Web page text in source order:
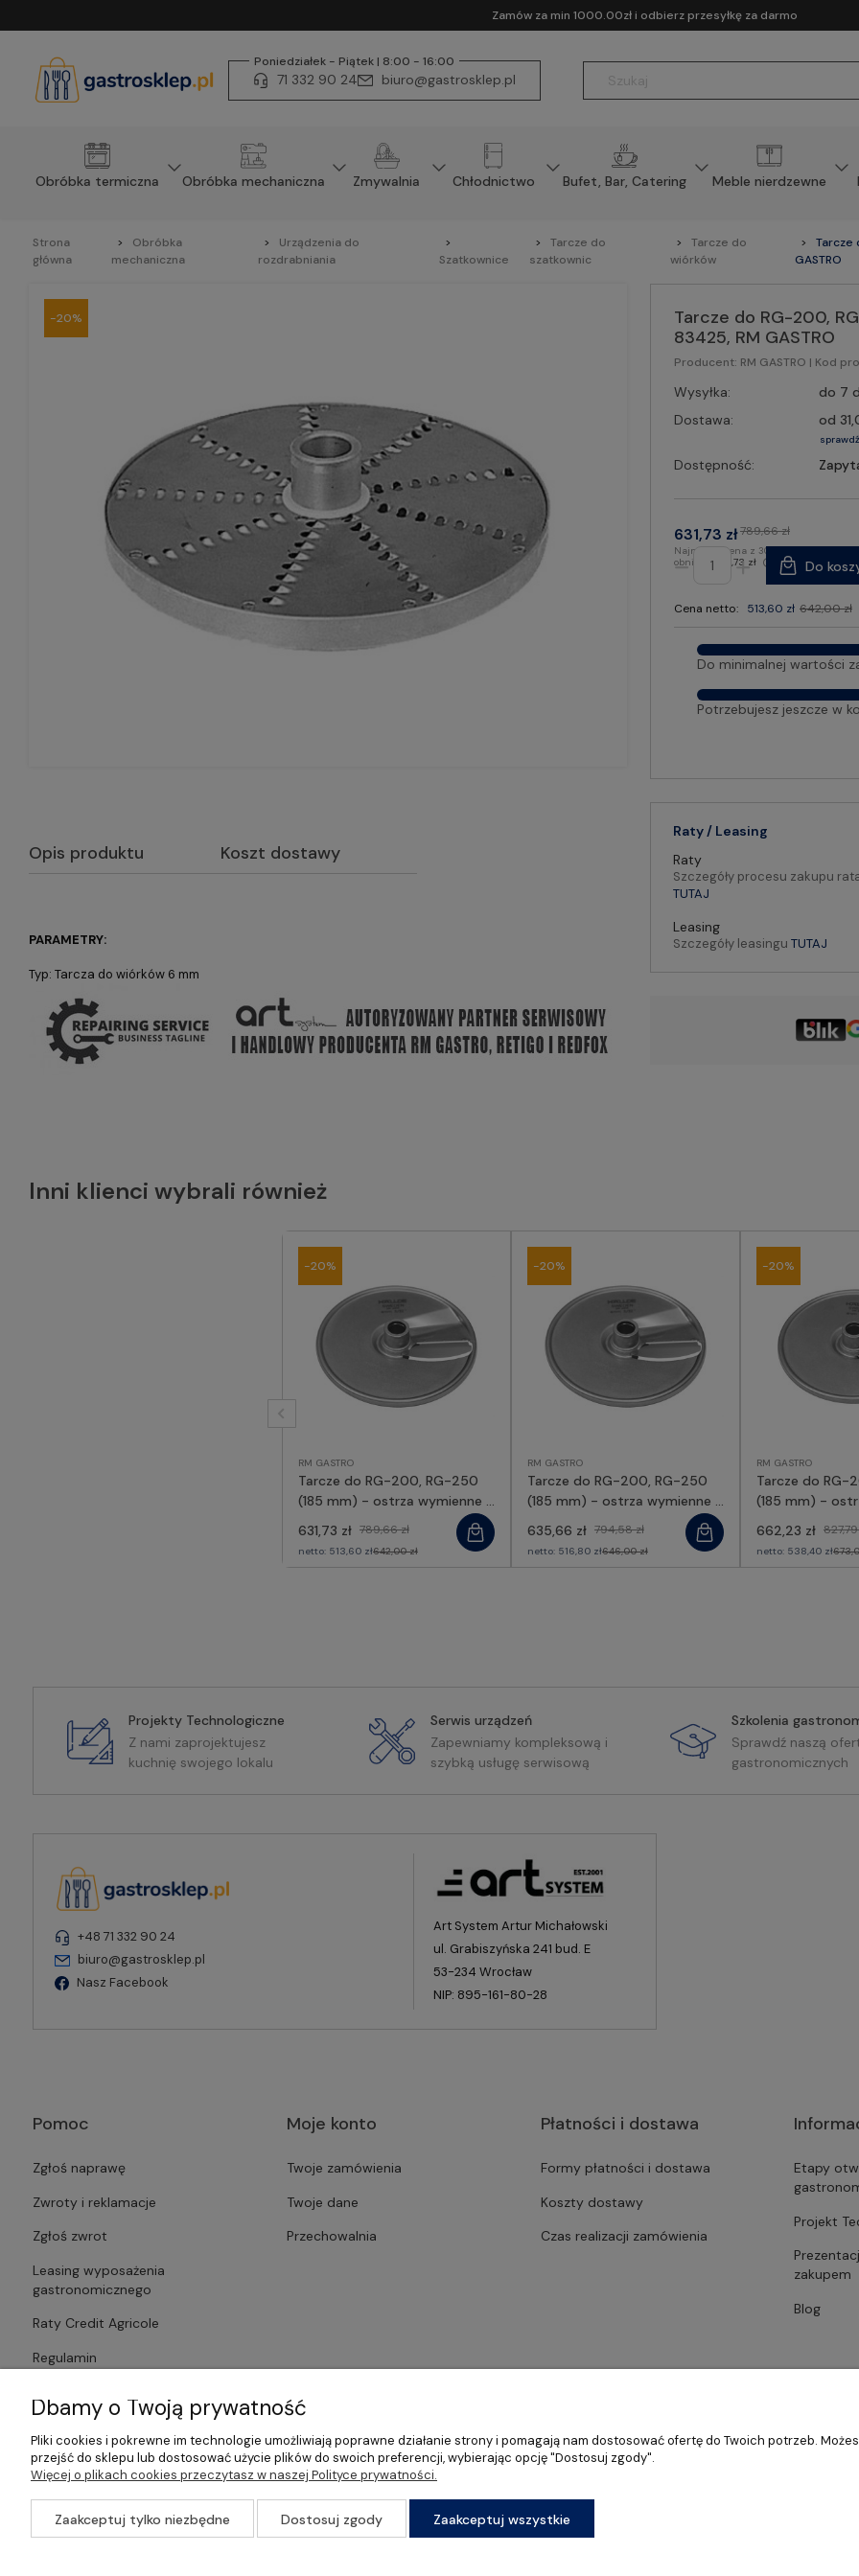
Zamów za min 1000.00zł i odbierz przesyłkę za darmo
Poniedziałek - Piątek | 8:00 - 16:00
71 332 90 24 biuro@gastrosklep.pl
Obróbka termiczna Obróbka mechaniczna Zmywalnia Chłodnictwo Bufet, Bar, Catering Meble nierdzewne
Strona
główna
Obróbka
mechaniczna
Urządzenia do
rozdrabniania
Szatkownice
Tarcze do
szatkownic
Tarcze do
wiórków
Tarcze
GASTRO
-20%
Opis produktu Koszt dostawy
PARAMETRY:
Typ: Tarcza do wiórków 6 mm
Tarcze do RG-200,
83425, RM GASTRO
Producent: RM GASTRO | Kod
Wysyłka:
do 7
Dostawa:
od
Dostępność:
631,73 zł789,66 zł
Najniższa cena z 30 dni przed
obniżką: 631,73 zł
Cena netto: 513,60 zł 642,00 zł
Do
Do minimalnej wartości
Potrzebujesz jeszcze w
Raty / Leasing
Raty
Szczegóły procesu zakupu
TUTAJ
Leasing
Szczegóły leasinguTUTAJ
Inni klienci wybrali również
RM GASTRO
Tarcze do RG-200, RG-250
(185 mm) - ostrza wymienne -
86028, RM GASTRO
631,73 zł 789,66 zł
netto: 513,60 zł642,00 zł
-20%
RM GASTRO
Tarcze do RG-200, RG-250
(185 mm) - ostrza wymienne -
86036, RM GASTRO
635,66 zł 794,58 zł
netto: 516,80 zł646,00 zł
-20%
RM GASTRO
Tarcze do RG-
(185 mm) -
63352, RM
662,23 zł 827,79
netto: 538,40 zł
-20%
Projekty Technologiczne
Z nami zaprojektujesz
kuchnię swojego lokalu
Serwis urządzeń
Zapewniamy kompleksową i
szybką usługę serwisową
Szkolenia
Sprawdź naszą
gastronomicznych
+48 71 332 90 24
biuro@gastrosklep.pl
Nasz Facebook
Art System Artur Michałowski
ul. Grabiszyńska 241 bud. E
53-234 Wrocław
NIP: 895-161-80-28
Pomoc
Zgłoś naprawę
Zwroty i reklamacje
Zgłoś zwrot
Leasing wyposażenia
gastronomicznego
Raty Credit Agricole
Regulamin
Moje konto
Twoje zamówienia
Twoje dane
Przechowalnia
Płatności i dostawa
Formy płatności i dostawa
Koszty dostawy
Czas realizacji zamówienia
Etapy
Projekt
zakupem
Blog
©2026 Wszelkie Prawa Zastrzeżone | Gastrosklep | Wyposażenie gastronomii, restauracji oraz barów
Sklep internetowy Shoper Premium
Dbamy o Twoją prywatność
Pliki cookies i pokrewne im technologie umożliwiają poprawne działanie strony i pomagają nam dostosować ofertę do Twoich potrzeb.
przejść do sklepu lub dostosować użycie plików do swoich preferencji, wybierając opcję "Dostosuj zgody".
Więcej o plikach cookies przeczytasz w naszej Polityce prywatności.
Zaakceptuj tylko niezbędne Dostosuj zgody Zaakceptuj wszystkie